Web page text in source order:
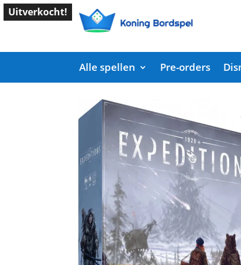
Alle spellen Pre-orders
Uitverkocht!
Start /Shop/Expert Spellen / Scythe